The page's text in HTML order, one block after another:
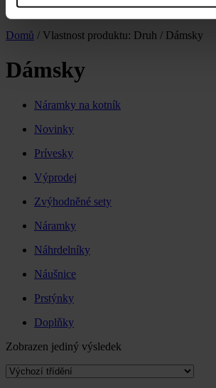
Domů / Vlastnost produktu: Druh / Dámsky
Dámsky
Náramky na kotník
Novinky
Prívesky
Výprodej
Zvýhodněné sety
Náramky
Náhrdelníky
Náušnice
Prstýnky
Doplňky
Zobrazen jediný výsledek